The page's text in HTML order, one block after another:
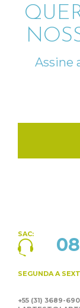
Assine
SAC:
SEGUNDA A
+55 (31) 3689-